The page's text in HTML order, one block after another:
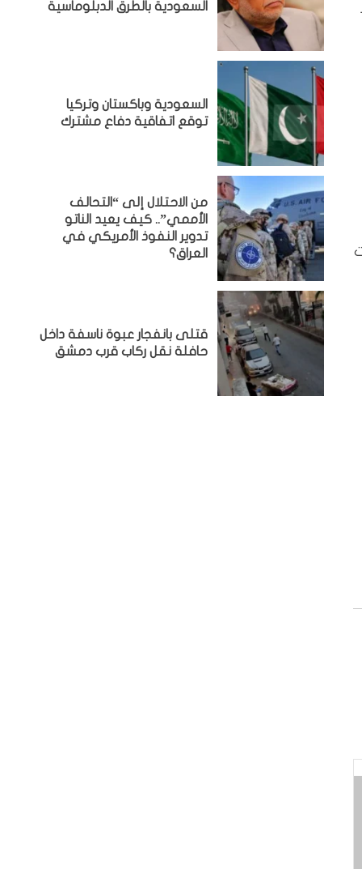
السعودية بالطرق الدبلوماسية
السعودية وباكستان وتركيا
توقع اتفاقية دفاع مشترك
من الاحتلال إلى “التحالف
الأممي”.. كيف يعيد الناتو
تدوير النفوذ الأمريكي في
العراق؟
قتلى بانفجار عبوة ناسفة داخل
حافلة نقل ركاب قرب دمشق